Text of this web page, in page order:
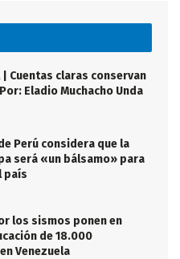
| Cuentas claras conservan
Eladio Muchacho Unda
Perú considera que la
será «un bálsamo» para
país
los sismos ponen en
de 18.000
Venezuela